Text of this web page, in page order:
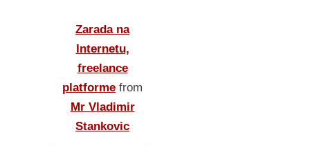
Zarada na
Internetu,
freelance
platforme from
Mr Vladimir
Stankovic